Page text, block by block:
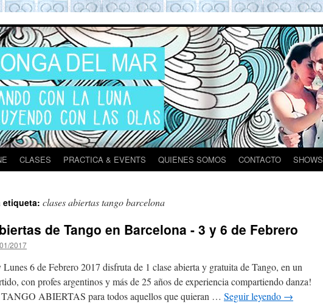
Barcelona
de Tango en
Zapatos Tango.
Milonga del
de Tango
CLASES PRACTICA & EVENTS QUIENES SOMOS CONTACTO SHOWS
etiqueta: clases abiertas tango barcelona
de Tango en Barcelona - 3 y 6 de Febrero
2017
6 de Febrero 2017 disfruta de 1 clase abierta y gratuita de Tango, en un
con profes argentinos y más de 25 años de experiencia compartiendo danza!
ABIERTAS para todos aquellos que quieran … Seguir leyendo →